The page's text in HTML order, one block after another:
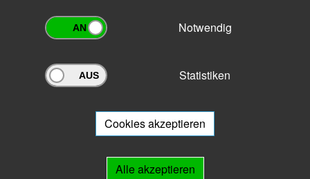
Archivportal Thüringen
Ihnen beratend zur Seite.
Notwendig
Statistiken
Cookies akzeptieren
Alle akzeptieren